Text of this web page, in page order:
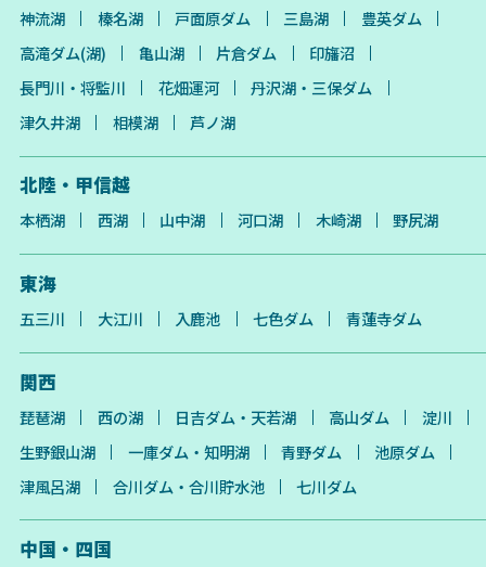
神流湖
榛名湖 戸面原ダム 三島湖
豊英ダム
高滝ダム(湖)
亀山湖 片倉ダム
印旛沼
長門川・将監川
花畑運河
丹沢湖・三保ダム
津久井湖
相模湖 芦ノ湖
北陸・甲信越
本栖湖 西湖 山中湖 河口湖 木崎湖 野尻湖
東海
五三川 大江川 入鹿池 七色ダム 青蓮寺ダム
関西
琵琶湖 西の湖 日吉ダム・天若湖 高山ダム
淀川
生野銀山湖
一庫ダム・知明湖 青野ダム
池原ダム
津風呂湖
合川ダム・合川貯水池 七川ダム
中国・四国